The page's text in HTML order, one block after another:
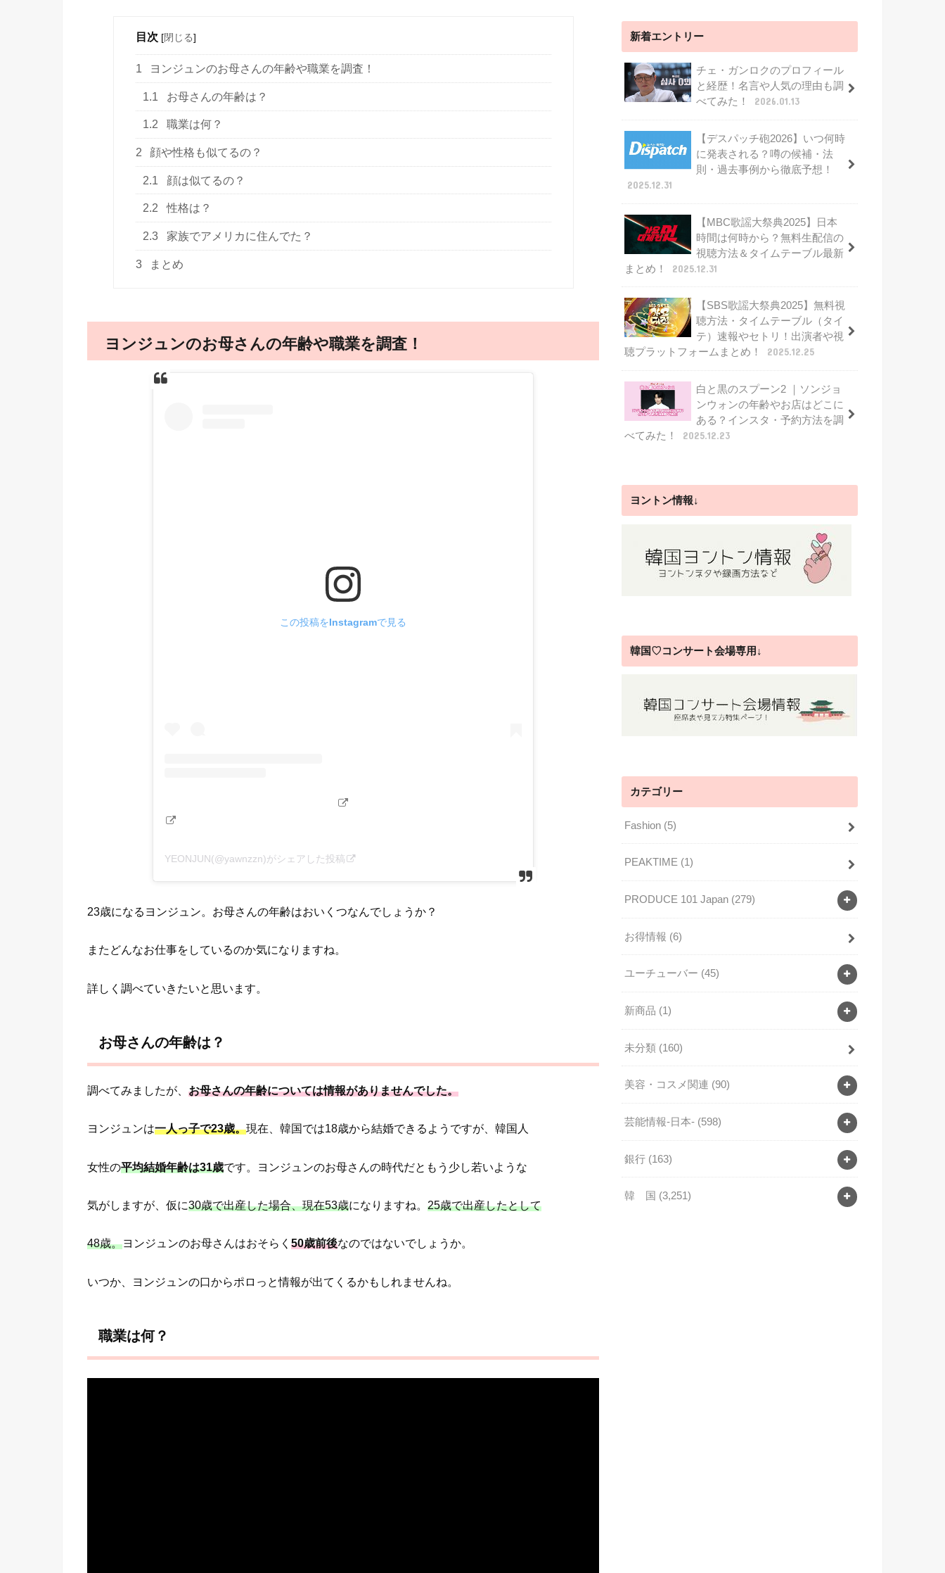
目次 [閉じる]
1 ヨンジュンのお母さんの年齢や職業を調査！
1.1 お母さんの年齢は？
1.2 職業は何？
2 顔や性格も似てるの？
2.1 顔は似てるの？
2.2 性格は？
2.3 家族でアメリカに住んでた？
3 まとめ
ヨンジュンのお母さんの年齢や職業を調査！
この投稿をInstagramで見る
YEONJUN(@yawnzzn)がシェアした投稿
23歳になるヨンジュン。お母さんの年齢はおいくつなんでしょうか？
またどんなお仕事をしているのか気になりますね。
詳しく調べていきたいと思います。
お母さんの年齢は？
調べてみましたが、 お母さんの年齢については情報がありませんでした。
ヨンジュンは一人っ子で23歳。現在、韓国では18歳から結婚できるようですが、韓国人
女性の平均結婚年齢は31歳です。ヨンジュンのお母さんの時代だともう少し若いような
気がしますが、仮に30歳で出産した場合、現在53歳になりますね。 25歳で出産したとして
48歳。ヨンジュンのお母さんはおそらく 50歳前後なのではないでしょうか。
いつか、ヨンジュンの口からポロっと情報が出てくるかもしれませんね。
職業は何？
新着エントリー
チェ・ガンロクのプロフィール
と経歴！名言や人気の理由も調
べてみた！
2026.01.13
【デスパッチ砲2026】いつ何時
に発表される？噂の候補・法
則・過去事例から徹底予想！
2025.12.31
【MBC歌謡大祭典2025】日本
時間は何時から？無料生配信の
視聴方法＆タイムテーブル最新
まとめ！
2025.12.31
【SBS歌謡大祭典2025】無料視
聴方法・タイムテーブル（タイ
テ）速報やセトリ！出演者や視
聴プラットフォームまとめ！
2025.12.25
白と黒のスプーン2 ｜ソンジョ
ンウォンの年齢やお店はどこに
ある？インスタ・予約方法を調
べてみた！
2025.12.23
ヨントン情報↓
韓国♡コンサート会場専用↓
カテゴリー
Fashion (5)
PEAKTIME (1)
PRODUCE 101 Japan (279)
お得情報 (6)
ユーチューバー (45)
新商品 (1)
未分類 (160)
美容・コスメ関連 (90)
芸能情報-日本- (598)
銀行 (163)
韓 国 (3,251)